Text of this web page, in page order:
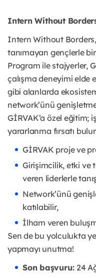
Intern Without
Intern Without Borders,
tanımayan gençlerle
Program ile stajyerler,
çalışma deneyimi elde
gibi alanlarda
network’ünü
GİRVAK’a özel eğitim;
yararlanma fırsatı
GİRVAK proje ve
Girişimcilik, etki ve
veren liderlerle
Network’ünü
katılabilir,
İlham veren
Sen de bu yolculukta
yapmayı unutma!
Son başvuru: 24